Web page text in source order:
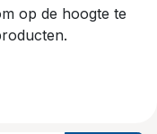
op de hoogte te